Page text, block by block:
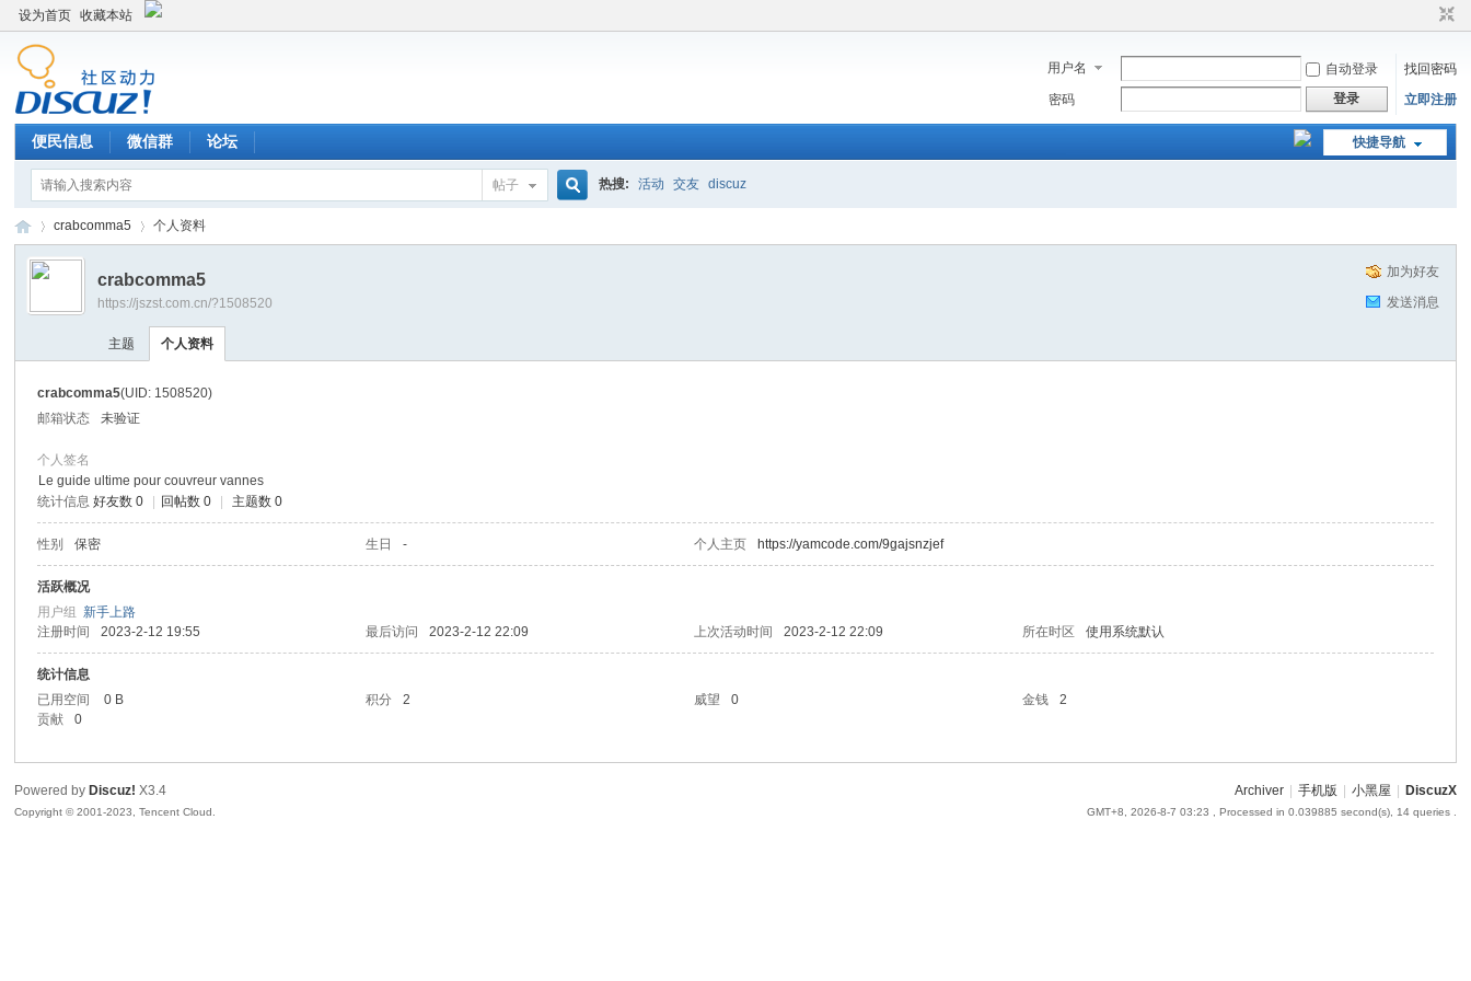
设为首页 收藏本站
用户名 自动登录
找回密码
密码
登录 立即注册
快捷导航
便民信息 微信群 论坛
帖子 热搜: 活动 交友 discuz
›
crabcomma5 个人资料
加为好友
发送消息
crabcomma5
https://jszst.com.cn/?1508520
主题 个人资料
crabcomma5(UID: 1508520)
邮箱状态
未验证
个人签名
Le guide ultime pour couvreur vannes
统计信息 好友数 0 回帖数 0 主题数 0
性别 保密 生日 - 个人主页 https://yamcode.com/9gajsnzjef
活跃概况
用户组新手上路
注册时间
2023-2-12 19:55 最后访问 2023-2-12 22:09 上次活动时间 2023-2-12 22:09 所在时区 使用系统默认
统计信息
已用空间
0 B 积分 2 威望 0 金钱
2
贡献
0
Archiver 手机版 小黑屋 DiscuzX
GMT+8, 2026-8-7 03:23 , Processed in 0.039885 second(s), 14 queries .
Powered by Discuz! X3.4
Copyright © 2001-2023, Tencent Cloud.